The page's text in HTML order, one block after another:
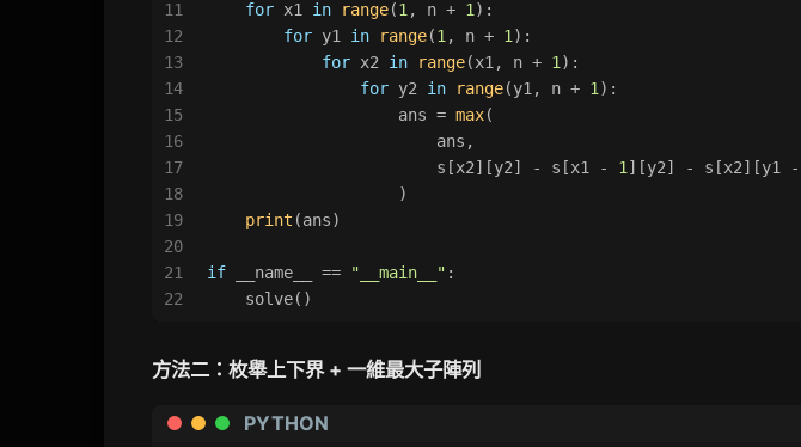
11
12
13
14
15
16
17
18
19
20
21
22
for x1 in range(1, n + 1):
for y1 in range(1, n + 1):
for x2 in range(x1, n + 1):
for y2 in range(y1, n + 1):
                    ans =
max(
                        ans,
                        s[x2][y2] - s[x1 -
1][y2] - s[x2][y1 -
                    )
print (ans)
if __name__ == "__main__" :
    solve()
方法二：枚舉上下界 + 一維最大子陣列
PYTHON